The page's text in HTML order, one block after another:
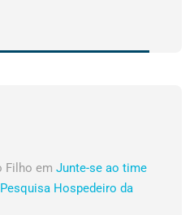
Filho em Junte-se ao time
Hospedeiro da